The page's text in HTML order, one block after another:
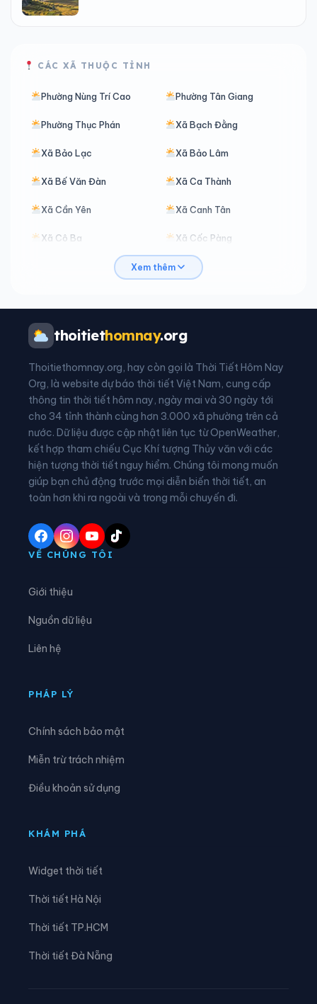
CÁC XÃ THUỘC TỈNH
Phường Nùng Trí Cao Phường Tân Giang
Phường Thục Phán Xã Bạch Đằng
Xã Bảo Lạc Xã Bảo Lâm
Xã Bế Văn Đàn Xã Ca Thành
Xã Cần Yên Xã Canh Tân
Xã Cô Ba Xã Cốc Pàng
Xã Đình Phong
Xã Đông Khê
Xã Hạ Lang
Xã Hạnh Phúc Xã Hòa An
Xã Hưng Đạo Xã Huy Giáp
Xã Khánh Xuân Xã Kim Đồng
Xã Lũng Nặm Xã Lý Bôn
Xã Lý Quốc Xã Minh Khai
Xã Minh Tâm
Xã Nam Tuấn
Xã Sơn Lộ
Xã Trường Hà
Xem thêm
thoitiethomnay.org
Thoitiethomnay.org, hay còn gọi là Thời Tiết Hôm Nay
Org, là website dự báo thời tiết Việt Nam, cung cấp
thông tin thời tiết hôm nay, ngày mai và 30 ngày tới
cho 34 tỉnh thành cùng hơn 3.000 xã phường trên cả
nước. Dữ liệu được cập nhật liên tục từ OpenWeather,
kết hợp tham chiếu Cục Khí tượng Thủy văn với các
hiện tượng thời tiết nguy hiểm. Chúng tôi mong muốn
giúp bạn chủ động trước mọi diễn biến thời tiết, an
toàn hơn khi ra ngoài và trong mỗi chuyến đi.
VỀ CHÚNG TÔI
Giới thiệu
Nguồn dữ liệu
Liên hệ
PHÁP LÝ
Chính sách bảo mật
Miễn trừ trách nhiệm
Điều khoản sử dụng
KHÁM PHÁ
Widget thời tiết
Thời tiết Hà Nội
Thời tiết TP.HCM
Thời tiết Đà Nẵng